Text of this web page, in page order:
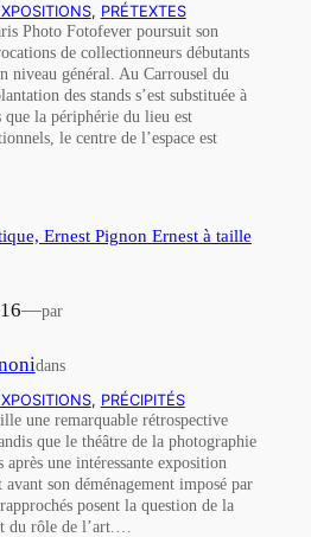
, PRÉTEXTES
Photo Fotofever poursuit son
de collectionneurs débutants
niveau général. Au Carrousel du
des stands s’est substituée à
la périphérie du lieu est
le centre de l’espace est
Ernest Pignon Ernest à taille
—par
dans
, PRÉCIPITÉS
une remarquable rétrospective
que le théâtre de la photographie
une intéressante exposition
son déménagement imposé par
posent la question de la
du rôle de l’art.…